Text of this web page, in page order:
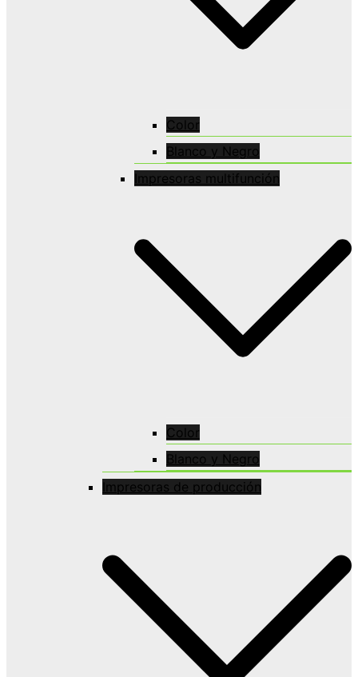
Color
Blanco y Negro
Impresoras multifunción
Color
Blanco y Negro
Impresoras de producción